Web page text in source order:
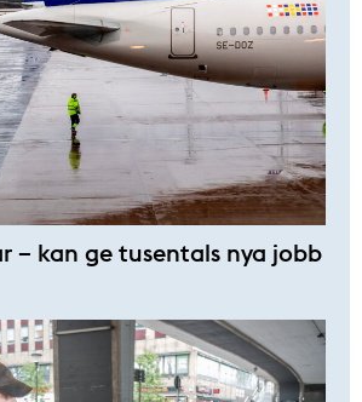
– kan ge tusentals nya jobb